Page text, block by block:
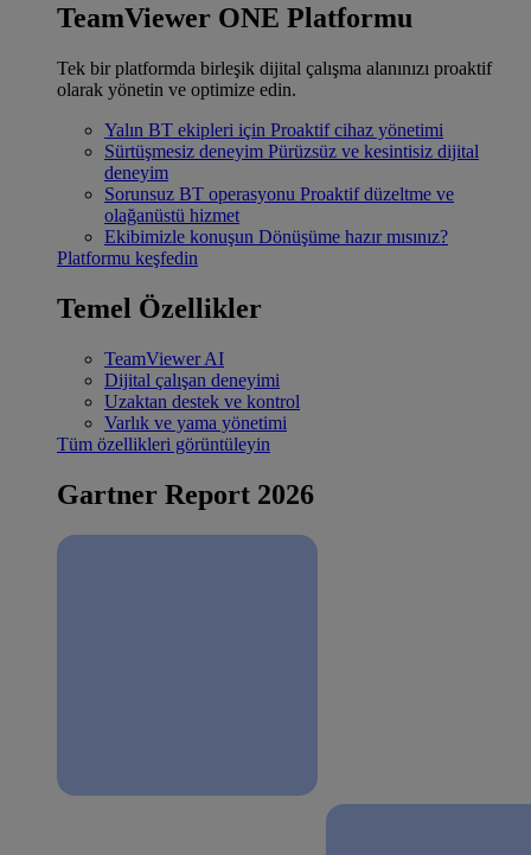
TeamViewer ONE Platformu
Tek bir platformda birleşik dijital çalışma alanınızı proaktif
olarak yönetin ve optimize edin.
Yalın BT ekipleri için Proaktif cihaz yönetimi
Sürtüşmesiz deneyim Pürüzsüz ve kesintisiz dijital
deneyim
Sorunsuz BT operasyonu Proaktif düzeltme ve
olağanüstü hizmet
Ekibimizle konuşun Dönüşüme hazır mısınız?
Platformu keşfedin
Temel Özellikler
TeamViewer AI
Dijital çalışan deneyimi
Uzaktan destek ve kontrol
Varlık ve yama yönetimi
Tüm özellikleri görüntüleyin
Gartner Report 2026